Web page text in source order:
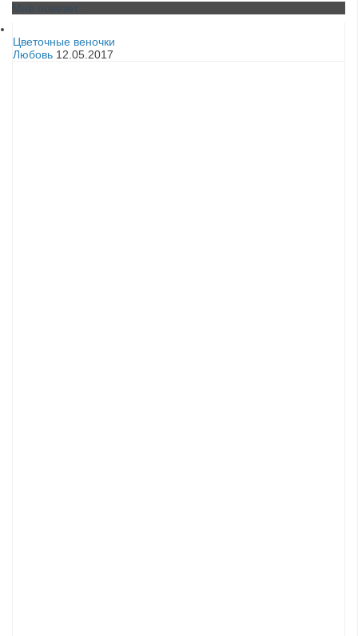
Мне повезет...
Цветочные веночки
Любовь 12.05.2017